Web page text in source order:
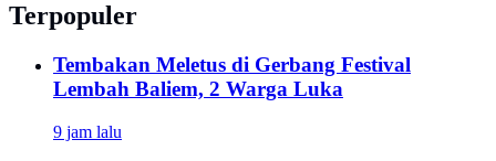
Terpopuler
Tembakan Meletus di Gerbang Festival
Lembah Baliem, 2 Warga Luka
9 jam lalu